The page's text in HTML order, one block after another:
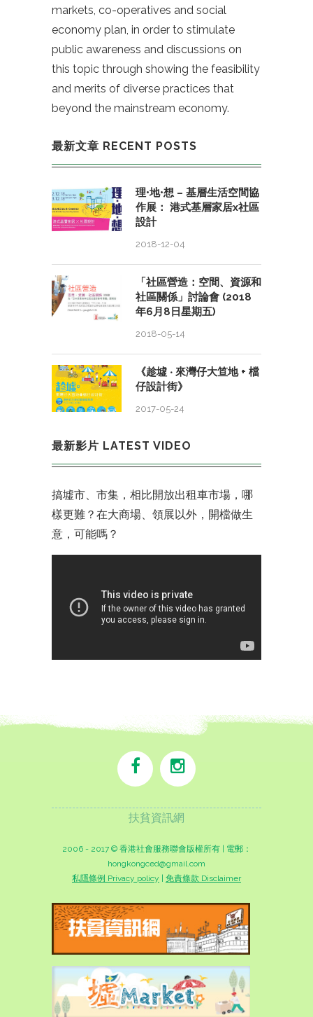
markets, co-operatives and social
economy plan, in order to stimulate
public awareness and discussions on
this topic through showing the feasibility
and merits of diverse practices that
beyond the mainstream economy.
最新文章 RECENT POSTS
理•地•想 – 基層生活空間協
作展： 港式基層家居x社區
設計
2018-12-04
「社區營造：空間、資源和
社區關係」討論會 (2018
年6月8日星期五)
2018-05-14
《趁墟 ‧ 來灣仔大笪地 + 檔
仔設計街》
2017-05-24
最新影片 LATEST VIDEO
搞墟市、市集，相比開放出租車市場，哪
樣更難？在大商場、領展以外，開檔做生
意，可能嗎？
扶貧資訊網
2006 - 2017 © 香港社會服務聯會版權所有 | 電郵：
hongkongced@gmail.com
私隱條例 Privacy policy
免責條款 Disclaimer